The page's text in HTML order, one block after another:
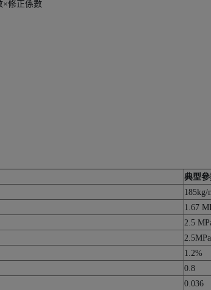
×修正係數
典型
185kg/
1.67
2.5
2.5MPa
1.2%
0.8
0.036